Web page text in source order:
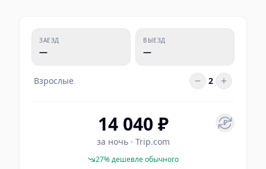
ЗАЕЗД
—
ВЫЕЗД
—
Взрослые 2
₽
14 040 ₽
за ночь· Trip.com
27%дешевле обычного